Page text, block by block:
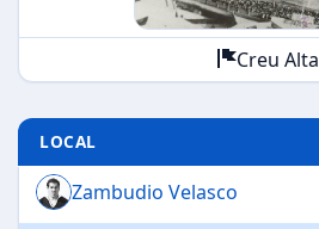
Creu Alta
LOCAL
Zambudio Velasco